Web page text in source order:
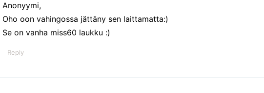
Anonyymi,
Oho oon vahingossa jättäny sen laittamatta:)
Se on vanha miss60 laukku :)
Reply